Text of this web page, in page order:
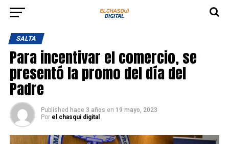
SALTA
Para incentivar el comercio, se
presentó la promo del día del
Padre
Published hace 3 años en 19 mayo, 2023
Por el chasqui digital